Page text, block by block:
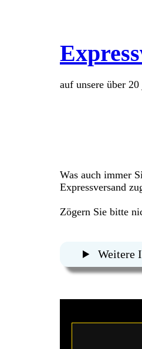
auf unsere über
Was auch immer
Expressversand
Zögern Sie bitte
Weitere